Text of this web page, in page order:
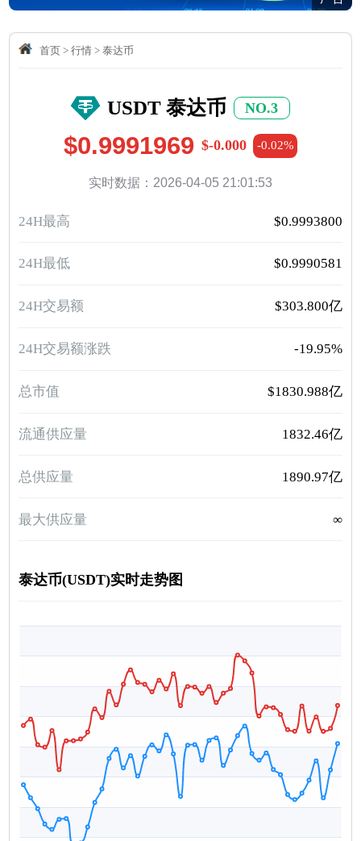
首页> 行情> 泰达币
USDT 泰达币 NO.3
$0.9991969 $-0.000 -0.02%
实时数据：2026-04-05 21:01:53
24H最高 $0.9993800
24H最低 $0.9990581
24H交易额 $303.800亿
24H交易额涨跌 -19.95%
总市值 $1830.988亿
流通供应量 1832.46亿
总供应量 1890.97亿
最大供应量 ∞
泰达币(USDT)实时走势图